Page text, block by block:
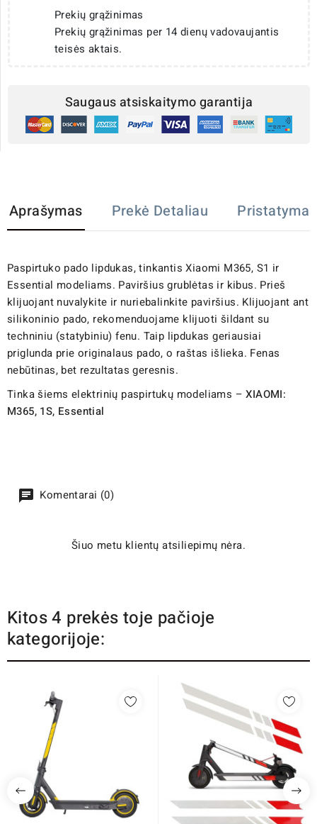
Prekių grąžinimas
Prekių grąžinimas per 14 dienų vadovaujantis
teisės aktais.
Saugaus atsiskaitymo garantija
Aprašymas Prekė Detaliau Pristatymas
Paspirtuko pado lipdukas, tinkantis Xiaomi M365, S1 ir
Essential modeliams. Paviršius grublėtas ir kibus. Prieš
klijuojant nuvalykite ir nuriebalinkite paviršius. Klijuojant ant
silikoninio pado, rekomenduojame klijuoti šildant su
techniniu (statybiniu) fenu. Taip lipdukas geriausiai
priglunda prie originalaus pado, o raštas išlieka. Fenas
nebūtinas, bet rezultatas geresnis.
Tinka šiems elektrinių paspirtukų modeliams –XIAOMI:
M365, 1S, Essential
Komentarai (0)
Šiuo metu klientų atsiliepimų nėra.
Kitos 4 prekės toje pačioje
kategorijoje: